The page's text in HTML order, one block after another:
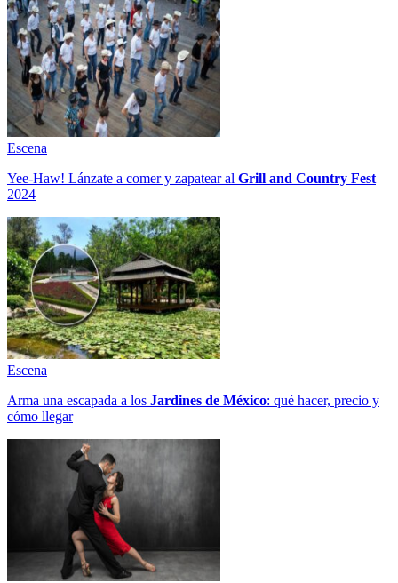
Escena
Yee-Haw! Lánzate a comer y zapatear al Grill and Country Fest
2024
Escena
Arma una escapada a los Jardines de México: qué hacer, precio y
cómo llegar